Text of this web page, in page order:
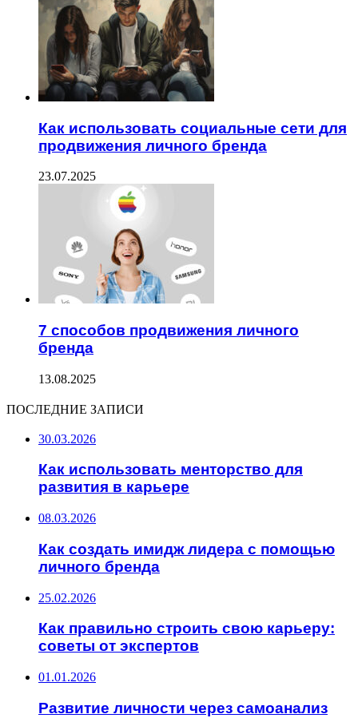
Как использовать социальные сети для
продвижения личного бренда
23.07.2025
7 способов продвижения личного
бренда
13.08.2025
ПОСЛЕДНИЕ ЗАПИСИ
30.03.2026
Как использовать менторство для
развития в карьере
08.03.2026
Как создать имидж лидера с помощью
личного бренда
25.02.2026
Как правильно строить свою карьеру:
советы от экспертов
01.01.2026
Развитие личности через самоанализ